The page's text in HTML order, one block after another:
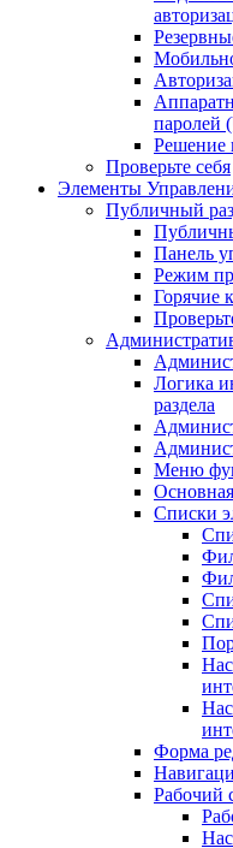
паролей
Решение
Проверьте себя
Элементы
Публичный
Панель
Режим
Горячие
Логика
раздела
Меню
Списки
Форма
Рабочий